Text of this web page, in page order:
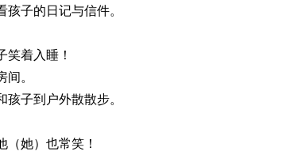
子的日记与信件。
着入睡！
。
子到户外散散步。
她）也常笑！